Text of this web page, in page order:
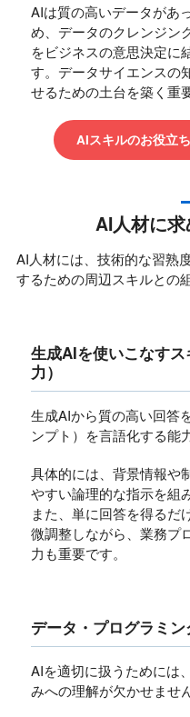
AIは質の高いデータがあ
め、データのクレンジン
をビジネスの意思決定に
す。データサイエンスの
せるための土台を築く重
AIスキルのお役立
AI人材に
AI人材には、技術的な習熟
するための周辺スキルとの
生成AIを使いこなす
力）
生成AIから質の高い回答
ンプト）を言語化する能
具体的には、背景情報や
やすい論理的な指示を組
また、単に回答を得るだ
微調整しながら、業務プ
力も重要です。
データ・プログラミ
AIを適切に扱うためには
みへの理解が欠かせません